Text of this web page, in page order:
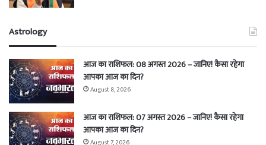
Astrology
आज का राशिफल: 08 अगस्त 2026 – जानिए! कैसा रहेगा
आपका आज का दिन?
August 8, 2026
आज का राशिफल: 07 अगस्त 2026 – जानिए! कैसा रहेगा
आपका आज का दिन?
August 7, 2026